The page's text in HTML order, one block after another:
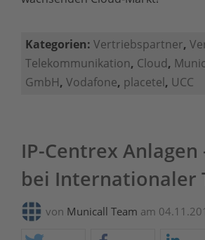
Kategorien: Vertriebspartner,
Telekommunikation, Cloud,
GmbH, Vodafone, placetel, UCC
IP-Centrex
bei Internationaler
von Municall Team am